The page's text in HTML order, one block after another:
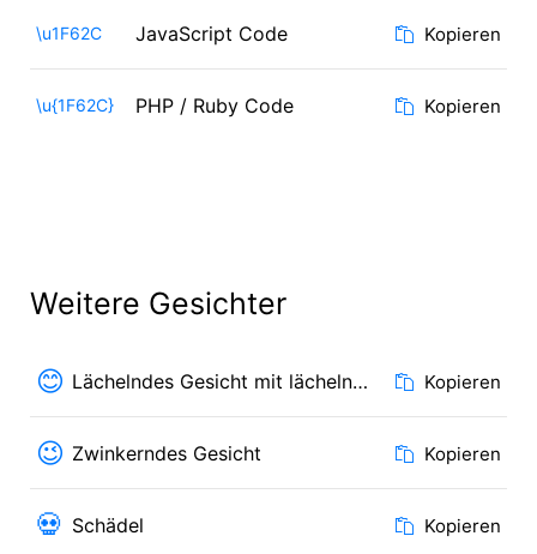
\u1F62C JavaScript Code Kopieren
\u{1F62C} PHP / Ruby Code Kopieren
Weitere Gesichter
😊 Lächelndes Gesicht mit lächelnden Augen Kopieren
😉 Zwinkerndes Gesicht Kopieren
💀 Schädel Kopieren